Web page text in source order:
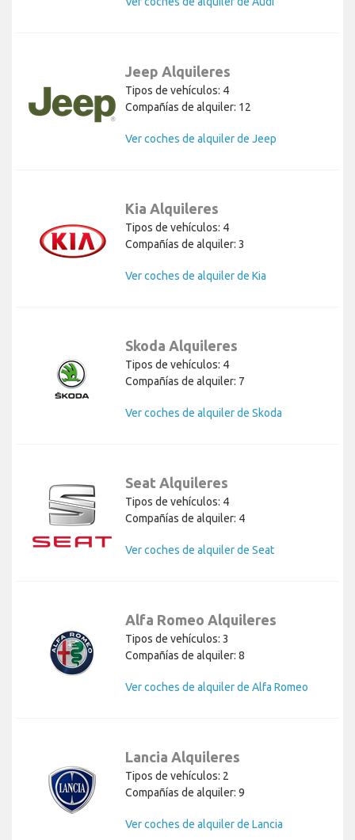
Jeep Alquileres
Tipos de vehículos: 4
Compañías de alquiler: 12
Ver coches de alquiler de Jeep
Kia Alquileres
Tipos de vehículos: 4
Compañías de alquiler: 3
Ver coches de alquiler de Kia
Skoda Alquileres
Tipos de vehículos: 4
Compañías de alquiler: 7
Ver coches de alquiler de Skoda
Seat Alquileres
Tipos de vehículos: 4
Compañías de alquiler: 4
Ver coches de alquiler de Seat
Alfa Romeo Alquileres
Tipos de vehículos: 3
Compañías de alquiler: 8
Ver coches de alquiler de Alfa Romeo
Lancia Alquileres
Tipos de vehículos: 2
Compañías de alquiler: 9
Ver coches de alquiler de Lancia